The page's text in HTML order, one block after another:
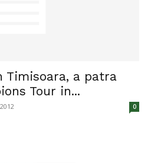
a patra
Tour in...
0